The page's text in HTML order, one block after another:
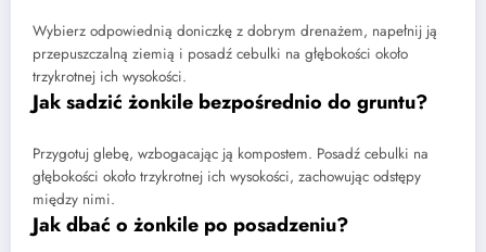
Wybierz odpowiednią doniczkę z dobrym drenażem, napełnij ją
przepuszczalną ziemią i posadź cebulki na głębokości około
trzykrotnej ich wysokości.
Jak sadzić żonkile bezpośrednio do gruntu?
Przygotuj glebę, wzbogacając ją kompostem. Posadź cebulki na
głębokości około trzykrotnej ich wysokości, zachowując odstępy
między nimi.
Jak dbać o żonkile po posadzeniu?